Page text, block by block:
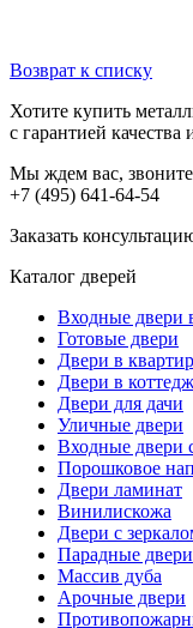
Возврат к списку
Хотите купить
с гарантией
Мы ждем вас,
+7 (495) 641-64-54
Заказать
Каталог дверей
Входные двери
Готовые двери
Двери в
Двери в коттедж
Двери для дачи
Уличные двери
Входные
Порошковое
Двери ламинат
Винилискожа
Двери с
Парадные двери
Массив дуба
Арочные двери